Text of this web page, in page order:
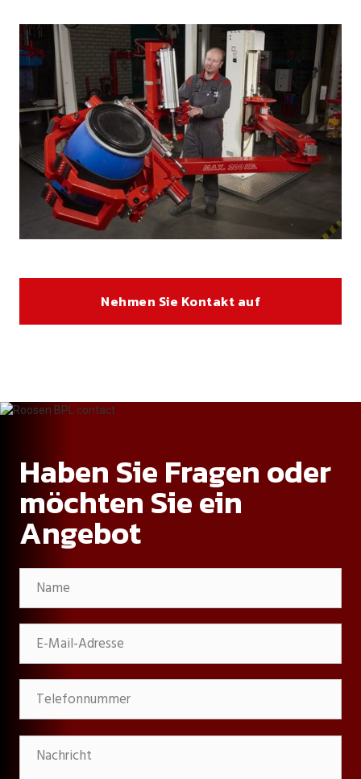
Nehmen Sie Kontakt auf
Haben Sie Fragen oder
möchten Sie ein
Angebot